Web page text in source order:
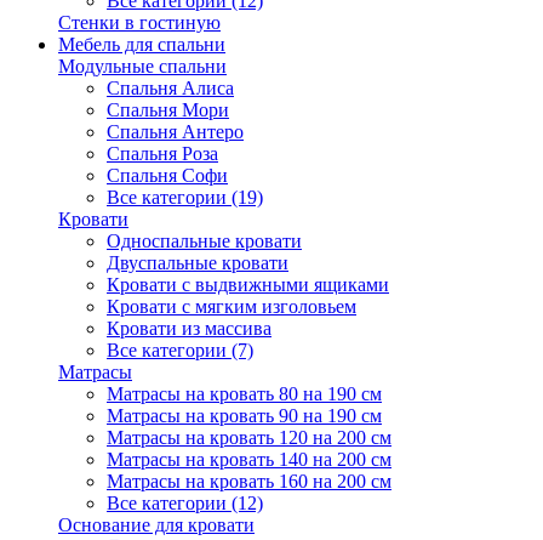
Стенки в гостиную
Мебель для спальни
Модульные спальни
Спальня Алиса
Спальня Мори
Спальня Антеро
Спальня Роза
Спальня Софи
Все категории (19)
Кровати
Односпальные кровати
Двуспальные кровати
Кровати с выдвижными ящиками
Кровати с мягким изголовьем
Кровати из массива
Все категории (7)
Матрасы
Матрасы на кровать 80 на 190 см
Матрасы на кровать 90 на 190 см
Матрасы на кровать 120 на 200 см
Матрасы на кровать 140 на 200 см
Матрасы на кровать 160 на 200 см
Все категории (12)
Основание для кровати